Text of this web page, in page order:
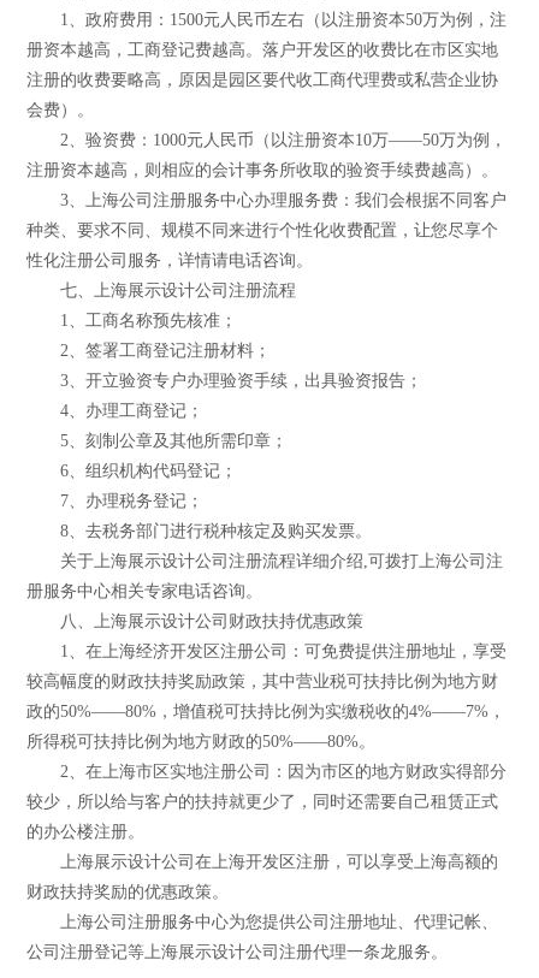
1、政府费用：1500元人民币左右（以注册资本50万为例，注
册资本越高，工商登记费越高。落户开发区的收费比在市区实地
注册的收费要略高，原因是园区要代收工商代理费或私营企业协
会费）。
2、验资费：1000元人民币（以注册资本10万——50万为例，
注册资本越高，则相应的会计事务所收取的验资手续费越高）。
3、上海公司注册服务中心办理服务费：我们会根据不同客户
种类、要求不同、规模不同来进行个性化收费配置，让您尽享个
性化注册公司服务，详情请电话咨询。
七、上海展示设计公司注册流程
1、工商名称预先核准；
2、签署工商登记注册材料；
3、开立验资专户办理验资手续，出具验资报告；
4、办理工商登记；
5、刻制公章及其他所需印章；
6、组织机构代码登记；
7、办理税务登记；
8、去税务部门进行税种核定及购买发票。
关于上海展示设计公司注册流程详细介绍,可拨打上海公司注
册服务中心相关专家电话咨询。
八、上海展示设计公司财政扶持优惠政策
1、在上海经济开发区注册公司：可免费提供注册地址，享受
较高幅度的财政扶持奖励政策，其中营业税可扶持比例为地方财
政的50%——80%，增值税可扶持比例为实缴税收的4%——7%，
所得税可扶持比例为地方财政的50%——80%。
2、在上海市区实地注册公司：因为市区的地方财政实得部分
较少，所以给与客户的扶持就更少了，同时还需要自己租赁正式
的办公楼注册。
上海展示设计公司在上海开发区注册，可以享受上海高额的
财政扶持奖励的优惠政策。
上海公司注册服务中心为您提供公司注册地址、代理记帐、
公司注册登记等上海展示设计公司注册代理一条龙服务。